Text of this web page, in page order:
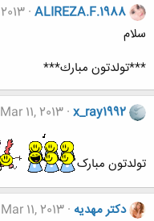
ALIREZA.F.1988
سلام
***تولدتون مبارك***
x_ray1992
Mar 11, 2013
تولدتون مبارک
دکتر مهدیه Mar 11, 2013